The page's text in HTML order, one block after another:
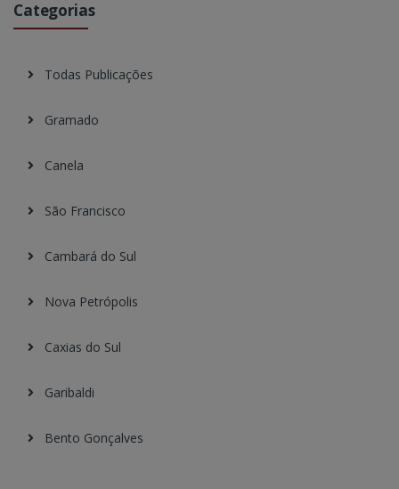
Categorias
Todas Publicações
Gramado
Canela
São Francisco
Cambará do Sul
Nova Petrópolis
Caxias do Sul
Garibaldi
Bento Gonçalves